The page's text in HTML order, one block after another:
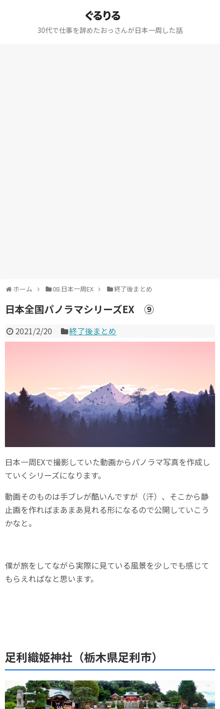
ぐるりる
30代で仕事を辞めたおっさんが日本一周した話
ホーム 08.日本一周EX 終了後まとめ
日本全国パノラマシリーズEX ⑨
2021/2/20 終了後まとめ
日本一周EXで撮影していた動画からパノラマ写真を作成し
ていくシリーズになります。
動画そのものは手ブレが酷いんですが（汗）、そこから静
止画を作ればまあまあ見れる形になるので公開していこう
かなと。
僕が旅をしてながら実際に見ている風景を少しでも感じて
もらえればなと思います。
足利織姫神社（栃木県足利市）